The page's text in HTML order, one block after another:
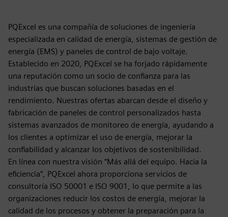
PQExcel es una compañía de soluciones de ingeniería
especializada en calidad de energía, sistemas de gestión de
energía (EMS) y paneles de control de bajo voltaje.
Establecido en 2020, PQExcel se ha forjado rápidamente
una reputación como un socio de confianza para las
industrias que buscan soluciones basadas en el
rendimiento. Nuestras ofertas abarcan desde el diseño y
fabricación de paneles de control personalizados hasta
sistemas avanzados de monitoreo de energía, ayudando a
los clientes a optimizar el uso de energía, mejorar la
confiabilidad y alcanzar los objetivos de sostenibilidad.
En línea con nuestra visión “Más allá del equipo. Hacia la
eficiencia”, PQExcel ahora proporciona servicios de
consultoría ISO 50001 e ISO 9001, lo que permite a las
organizaciones reducir los costos de energía, mejorar la
calidad de los procesos y obtener la preparación para la